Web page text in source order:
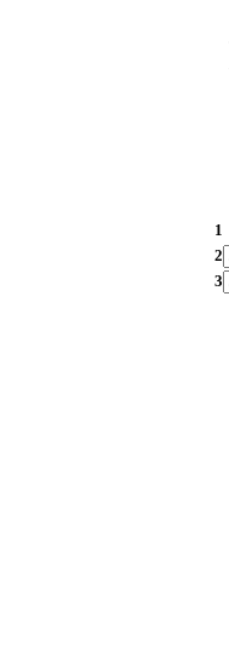
1
2
3